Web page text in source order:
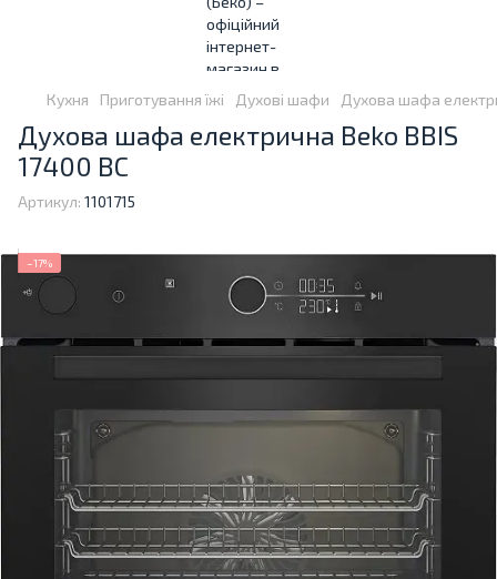
Кухня Приготування їжі Духові шафи Духова шафа
Духова шафа електрична Beko BBIS
17400 BC
Артикул: 1101715
−17%